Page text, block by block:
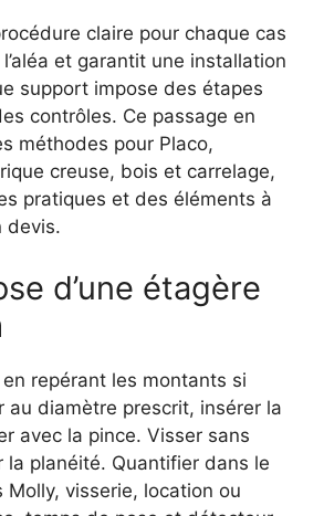
claire pour chaque cas
et garantit une installation
support impose des étapes
contrôles. Ce passage en
méthodes pour Placo,
creuse, bois et carrelage,
pratiques et des éléments à
devis.
d’une étagère
en repérant les montants si
au diamètre prescrit, insérer la
avec la pince. Visser sans
la planéité. Quantifier dans le
Molly, visserie, location ou